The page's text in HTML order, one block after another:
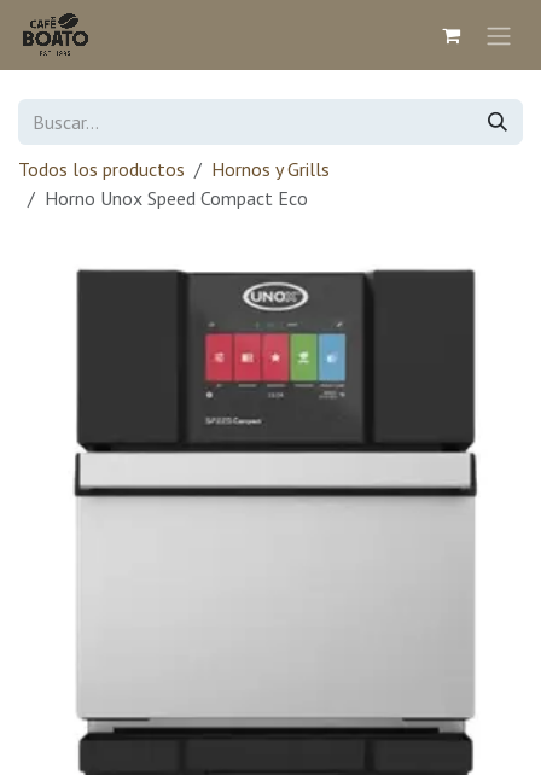
Ir al contenido
Todos los productos
Hornos y Grills
Horno Unox Speed Compact Eco